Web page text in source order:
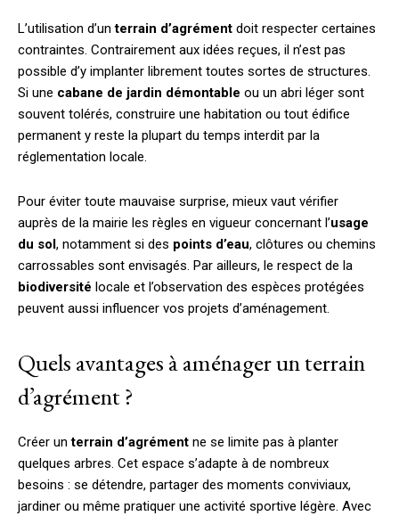
L’utilisation d’unterrain d’agrément doit respecter certaines
contraintes. Contrairement aux idées reçues, il n’est pas
possible d’y implanter librement toutes sortes de structures.
Si une cabane de jardin démontable ou un abri léger sont
souvent tolérés, construire une habitation ou tout édifice
permanent y reste la plupart du temps interdit par la
réglementation locale.
Pour éviter toute mauvaise surprise, mieux vaut vérifier
auprès de la mairie les règles en vigueur concernant l’usage
du sol, notamment si des points d’eau, clôtures ou chemins
carrossables sont envisagés. Par ailleurs, le respect de la
biodiversité locale et l’observation des espèces protégées
peuvent aussi influencer vos projets d’aménagement.
Quels avantages à aménager un terrain
d’agrément ?
Créer unterrain d’agrément ne se limite pas à planter
quelques arbres. Cet espace s’adapte à de nombreux
besoins : se détendre, partager des moments conviviaux,
jardiner ou même pratiquer une activité sportive légère. Avec